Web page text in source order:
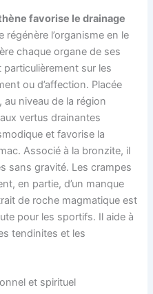
favorise le drainage
régénère l’organisme en le
chaque organe de ses
sur les
ou d’affection. Placée
au niveau de la région
vertus drainantes
et favorise la
Associé à la bronzite, il
sans gravité. Les crampes
en partie, d’un manque
de roche magmatique est
pour les sportifs. Il aide à
tendinites et les
et spirituel